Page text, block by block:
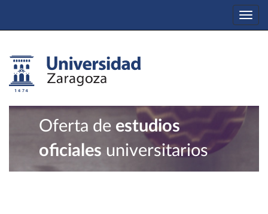
Oferta de estudios
oficiales universitarios